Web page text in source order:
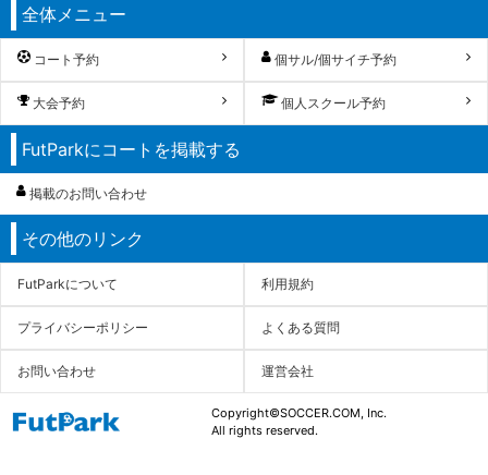
全体メニュー
コート予約 個サル/個サイチ予約
大会予約 個人スクール予約
FutParkにコートを掲載する
掲載のお問い合わせ
その他のリンク
FutParkについて 利用規約
プライバシーポリシー よくある質問
お問い合わせ 運営会社
Copyright©SOCCER.COM, Inc.
All rights reserved.